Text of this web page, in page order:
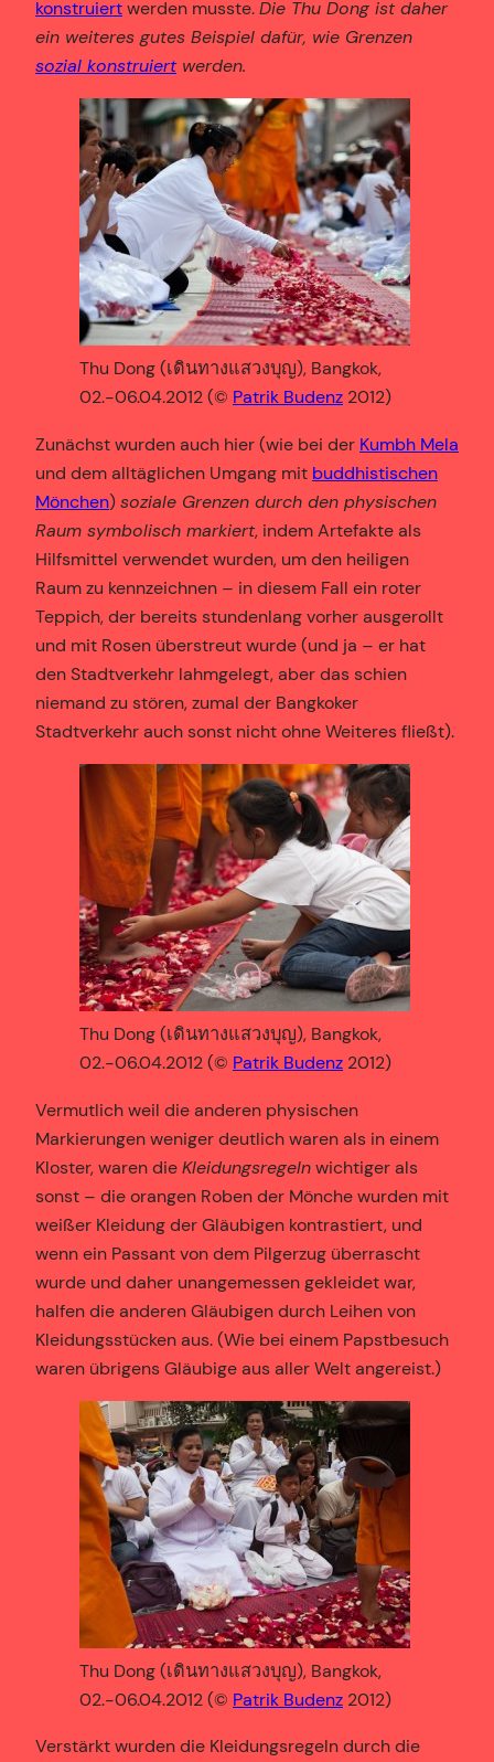
konstruiertwerden musste.Die Thu Dong ist daher
ein weiteres gutes Beispiel dafür, wie Grenzen
sozial konstruiertwerden.
Thu Dong (เดินทางแสวงบุญ), Bangkok,
02.-06.04.2012 (© Patrik Budenz 2012)
Zunächst wurden auch hier (wie bei der Kumbh Mela
und dem alltäglichen Umgang mit buddhistischen
Mönchen)soziale Grenzen durch den physischen
Raum symbolisch markiert, indem Artefakte als
Hilfsmittel verwendet wurden, um den heiligen
Raum zu kennzeichnen – in diesem Fall ein roter
Teppich, der bereits stundenlang vorher ausgerollt
und mit Rosen überstreut wurde (und ja – er hat
den Stadtverkehr lahmgelegt, aber das schien
niemand zu stören, zumal der Bangkoker
Stadtverkehr auch sonst nicht ohne Weiteres fließt).
Thu Dong (เดินทางแสวงบุญ), Bangkok,
02.-06.04.2012 (© Patrik Budenz 2012)
Vermutlich weil die anderen physischen
Markierungen weniger deutlich waren als in einem
Kloster, waren dieKleidungsregelnwichtiger als
sonst – die orangen Roben der Mönche wurden mit
weißer Kleidung der Gläubigen kontrastiert, und
wenn ein Passant von dem Pilgerzug überrascht
wurde und daher unangemessen gekleidet war,
halfen die anderen Gläubigen durch Leihen von
Kleidungsstücken aus. (Wie bei einem Papstbesuch
waren übrigens Gläubige aus aller Welt angereist.)
Thu Dong (เดินทางแสวงบุญ), Bangkok,
02.-06.04.2012 (© Patrik Budenz 2012)
Verstärkt wurden die Kleidungsregeln durch die